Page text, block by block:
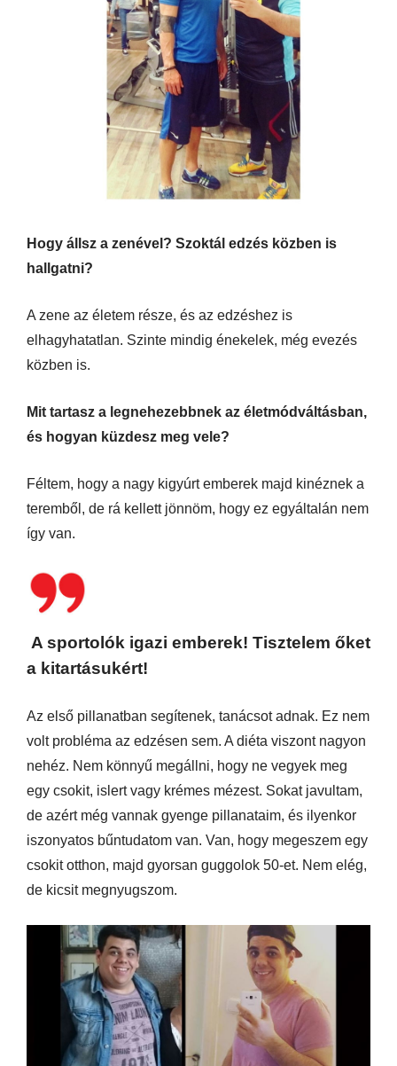
Hogy állsz a zenével? Szoktál edzés közben is
hallgatni?
A zene az életem része, és az edzéshez is
elhagyhatatlan. Szinte mindig énekelek, még evezés
közben is.
Mit tartasz a legnehezebbnek az életmódváltásban,
és hogyan küzdesz meg vele?
Féltem, hogy a nagy kigyúrt emberek majd kinéznek a
teremből, de rá kellett jönnöm, hogy ez egyáltalán nem
így van.
A sportolók igazi emberek! Tisztelem őket
a kitartásukért!
Az első pillanatban segítenek, tanácsot adnak. Ez nem
volt probléma az edzésen sem. A diéta viszont nagyon
nehéz. Nem könnyű megállni, hogy ne vegyek meg
egy csokit, islert vagy krémes mézest. Sokat javultam,
de azért még vannak gyenge pillanataim, és ilyenkor
iszonyatos bűntudatom van. Van, hogy megeszem egy
csokit otthon, majd gyorsan guggolok 50-et. Nem elég,
de kicsit megnyugszom.